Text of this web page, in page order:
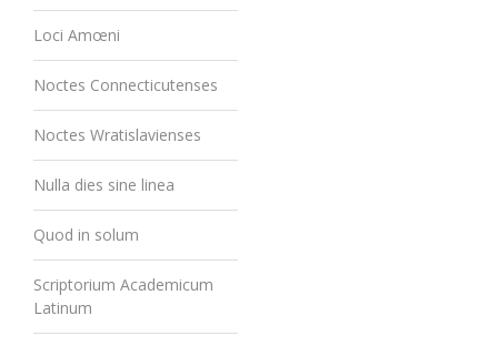
Loci Amœni
Noctes Connecticutenses
Noctes Wratislavienses
Nulla dies sine linea
Quod in solum
Scriptorium Academicum
Latinum